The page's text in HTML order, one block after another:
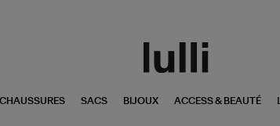
CHAUSSURES SACS BIJOUX ACCESS & BEAUTÉ